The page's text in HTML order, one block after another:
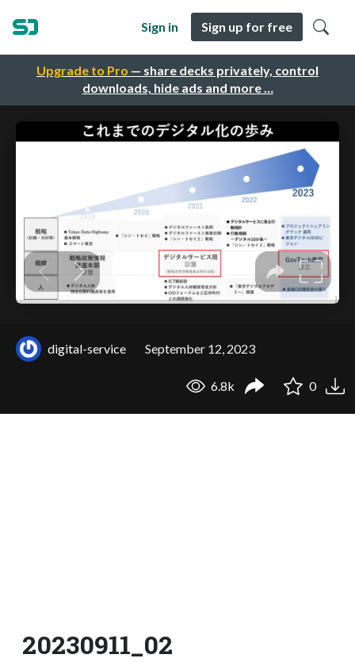
Upgrade to Pro — share decks privately, control
downloads, hide ads and more …
Sign in Sign up for free
digital-service September 12, 2023
6.8k 0
20230911_02